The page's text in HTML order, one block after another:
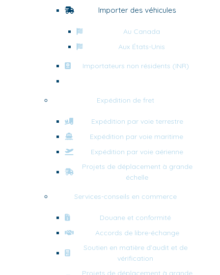
Importer des véhicules
Au Canada
Aux États-Unis
Importateurs non résidents (INR)
Expédition de fret
Expédition par voie terrestre
Expédition par voie maritime
Expédition par voie aérienne
Projets de déplacement à grande
échelle
Services-conseils en commerce
Douane et conformité
Accords de libre-échange
Soutien en matière d’audit et de
vérification
Projets de déplacement à grande